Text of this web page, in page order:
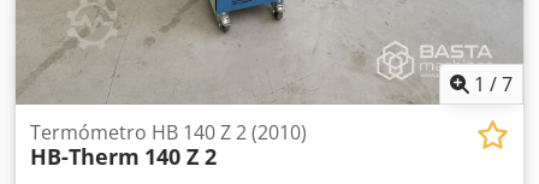
1 /7
Termómetro HB 140 Z 2 (2010)
HB-Therm 140 Z 2